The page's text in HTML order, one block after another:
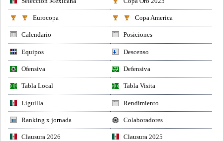
Eurocopa Copa America
Calendario Posiciones
Equipos Descenso
Ofensiva Defensiva
Tabla Local Tabla Visita
Liguilla Rendimiento
Ranking x jornada Colaboradores
Clausura 2026 Clausura 2025